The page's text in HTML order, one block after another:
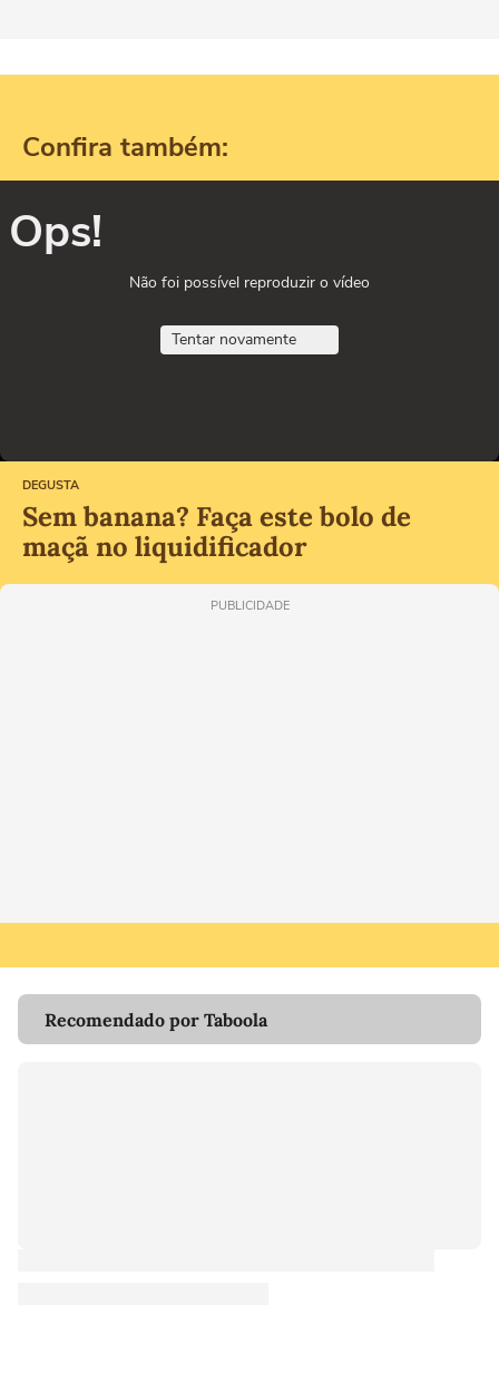
Confira também:
Ops!
Não foi possível reproduzir o vídeo
Tentar novamente
DEGUSTA
Sem banana? Faça este bolo de
maçã no liquidificador
PUBLICIDADE
Recomendado por Taboola